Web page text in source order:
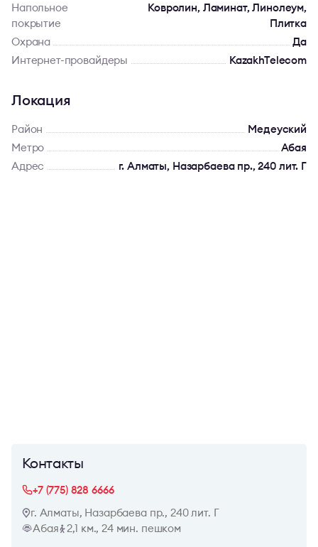
Напольное
покрытие
Ковролин, Ламинат, Линолеум,
Плитка
Охрана
Да
Интернет-провайдеры
KazakhTelecom
Локация
Район
Медеуский
Метро
Абая
Адрес
г. Алматы, Назарбаева пр., 240 лит. Г
Контакты
+7 (775) 828 6666
г. Алматы, Назарбаева пр., 240 лит. Г
Абая
2,1 км., 24 мин. пешком